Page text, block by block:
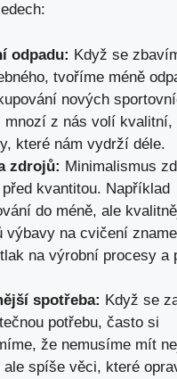
odpadu: Když se
tvoříme méně
nových
mnozí z nás volí kvalitní,
které nám vydrží déle.
zdrojů: Minimalismus
kvantitou. Například
do méně, ale
výbavy na cvičení
na výrobní procesy a
spotřeba: Když se
potřebu, často si
že nemusíme mít
ale spíše věci, které